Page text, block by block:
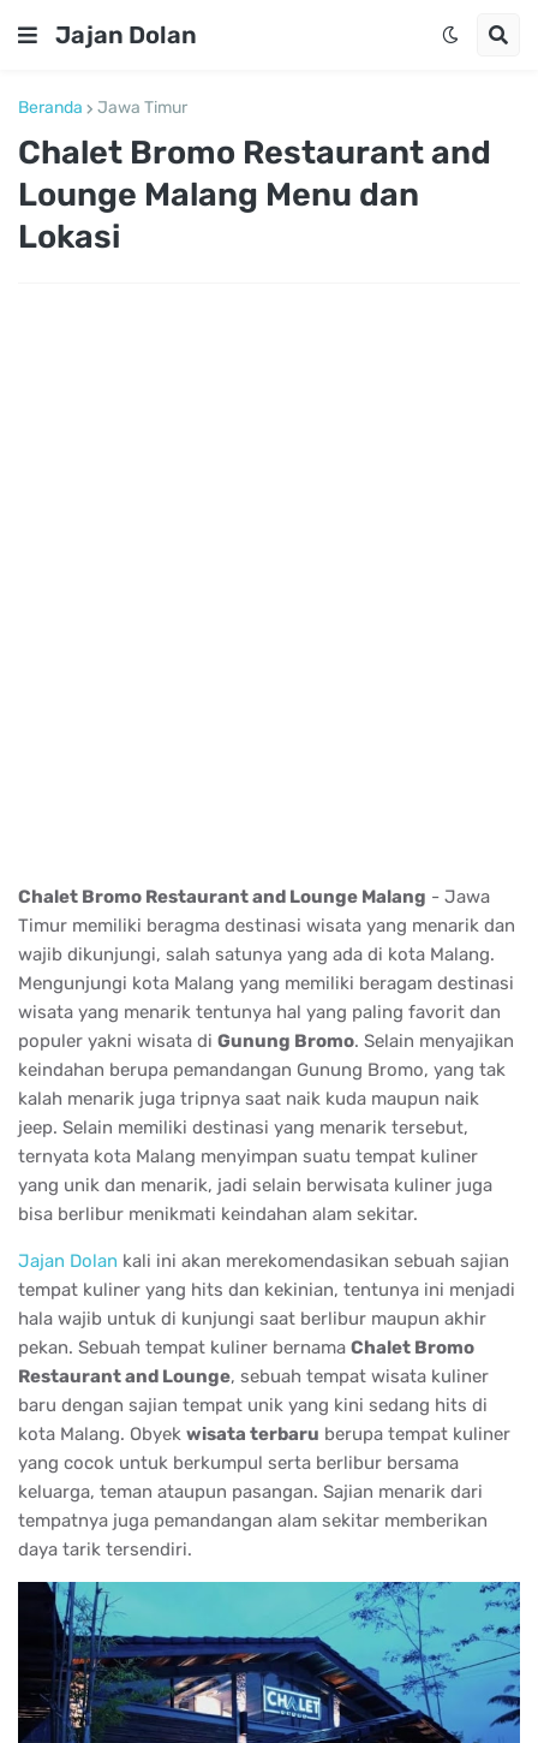
Jajan Dolan
Beranda Jawa Timur
Chalet Bromo Restaurant and
Lounge Malang Menu dan
Lokasi
Chalet Bromo Restaurant and Lounge Malang - Jawa
Timur memiliki beragma destinasi wisata yang menarik dan
wajib dikunjungi, salah satunya yang ada di kota Malang.
Mengunjungi kota Malang yang memiliki beragam destinasi
wisata yang menarik tentunya hal yang paling favorit dan
populer yakni wisata di Gunung Bromo. Selain menyajikan
keindahan berupa pemandangan Gunung Bromo, yang tak
kalah menarik juga tripnya saat naik kuda maupun naik
jeep. Selain memiliki destinasi yang menarik tersebut,
ternyata kota Malang menyimpan suatu tempat kuliner
yang unik dan menarik, jadi selain berwisata kuliner juga
bisa berlibur menikmati keindahan alam sekitar.
Jajan Dolan kali ini akan merekomendasikan sebuah sajian
tempat kuliner yang hits dan kekinian, tentunya ini menjadi
hala wajib untuk di kunjungi saat berlibur maupun akhir
pekan. Sebuah tempat kuliner bernama Chalet Bromo
Restaurant and Lounge, sebuah tempat wisata kuliner
baru dengan sajian tempat unik yang kini sedang hits di
kota Malang. Obyek wisata terbaru berupa tempat kuliner
yang cocok untuk berkumpul serta berlibur bersama
keluarga, teman ataupun pasangan. Sajian menarik dari
tempatnya juga pemandangan alam sekitar memberikan
daya tarik tersendiri.